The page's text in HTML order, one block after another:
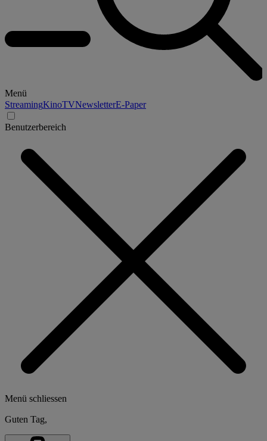
Menü
StreamingKinoTVNewsletterE-Paper
Benutzerbereich
Menü schliessen
Guten Tag,